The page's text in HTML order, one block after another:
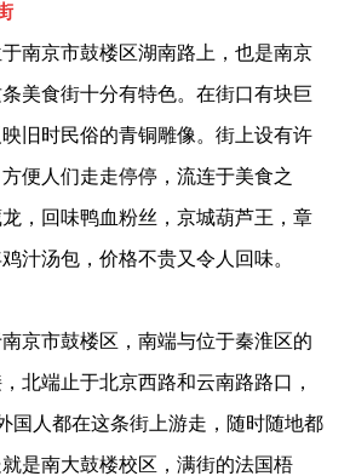
京市鼓楼区湖南路上，也是南京
美食街十分有特色。在街口有块巨
旧时民俗的青铜雕像。街上设有许
便人们走走停停，流连于美食之
，回味鸭血粉丝，京城葫芦王，章
汁汤包，价格不贵又令人回味。
市鼓楼区，南端与位于秦淮区的
北端止于北京西路和云南路路口，
国人都在这条街上游走，随时随地都
是南大鼓楼校区，满街的法国梧